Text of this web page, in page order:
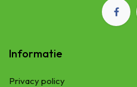
Informatie
Privacy policy